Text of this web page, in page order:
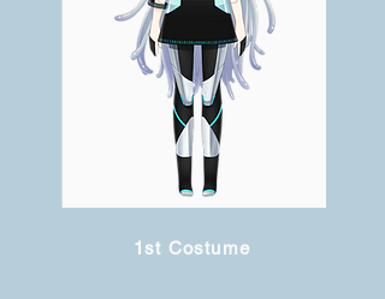
1st Costume